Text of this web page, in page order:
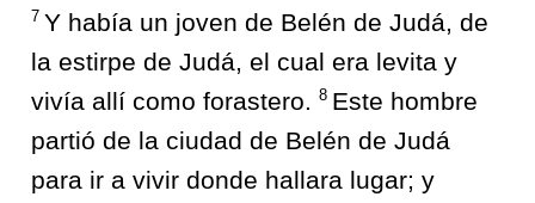
7 Y había un joven de Belén de Judá, de
la estirpe de Judá, el cual era levita y
vivía allí como forastero. 8 Este hombre
partió de la ciudad de Belén de Judá
para ir a vivir donde hallara lugar; y